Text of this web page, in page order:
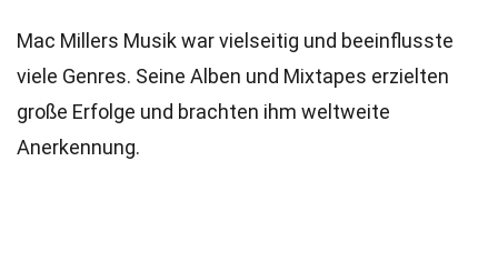
Mac Millers Musik war vielseitig und beeinflusste
viele Genres. Seine Alben und Mixtapes erzielten
große Erfolge und brachten ihm weltweite
Anerkennung.